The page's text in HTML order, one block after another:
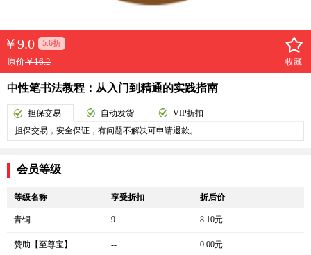
￥9.0 5.6折
原价￥16.2 收藏
中性笔书法教程：从入门到精通的实践指南
担保交易 自动发货
VIP折扣
担保交易，安全保证，有问题不解决可申请退款。
会员等级
等级名称 享受折扣 折后价
青铜 9 8.10元
赞助【至尊宝】 -- 0.00元